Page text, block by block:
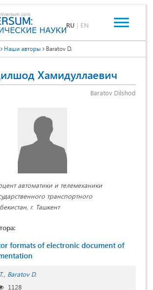
RU | EN
Наши авторы Baratov D.
Хамидуллаевич
Baratov Dilshod
автоматики и телемеханики
транспортного
г. Ташкент
formats of electronic document of
Baratov D.
1128